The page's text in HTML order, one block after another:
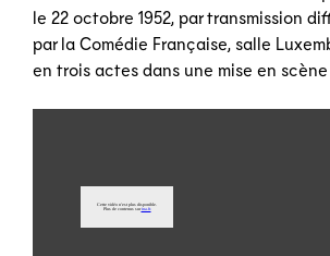
le 22 octobre 1952, par transmission
par la Comédie Française, salle
en trois actes dans une mise en scène